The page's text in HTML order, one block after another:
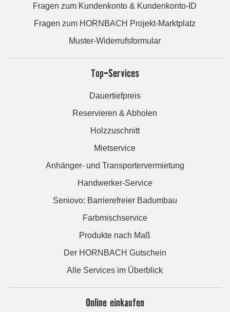
Fragen zum Kundenkonto & Kundenkonto-ID
Fragen zum HORNBACH Projekt-Marktplatz
Muster-Widerrufsformular
Top-Services
Dauertiefpreis
Reservieren & Abholen
Holzzuschnitt
Mietservice
Anhänger- und Transportervermietung
Handwerker-Service
Seniovo: Barrierefreier Badumbau
Farbmischservice
Produkte nach Maß
Der HORNBACH Gutschein
Alle Services im Überblick
Online einkaufen